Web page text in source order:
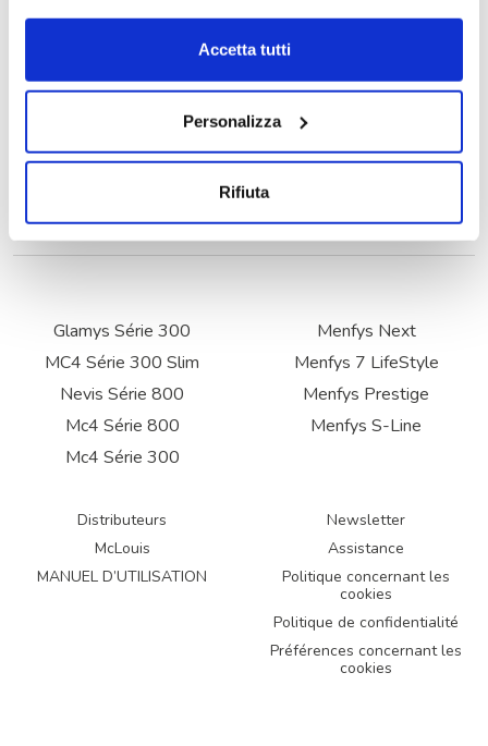
qui. Cliccando sul tasto "Acconsento" permetti l'utilizzo
Accetta tutti
Personalizza
Rifiuta
18 septembre 2020
Glamys Série 300
MC4 Série 300 Slim
Nevis Série 800
Mc4 Série 800
Mc4 Série 300
Menfys Next
Menfys 7 LifeStyle
Menfys Prestige
Menfys S-Line
Distributeurs
McLouis
MANUEL D’UTILISATION
Newsletter
Assistance
Politique concernant les
cookies
Politique de confidentialité
Préférences concernant les
cookies